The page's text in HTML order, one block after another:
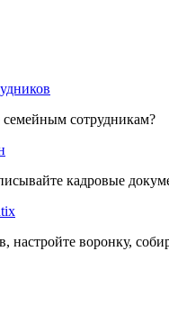
семейным сотрудникам?
кадровые
настройте воронку,